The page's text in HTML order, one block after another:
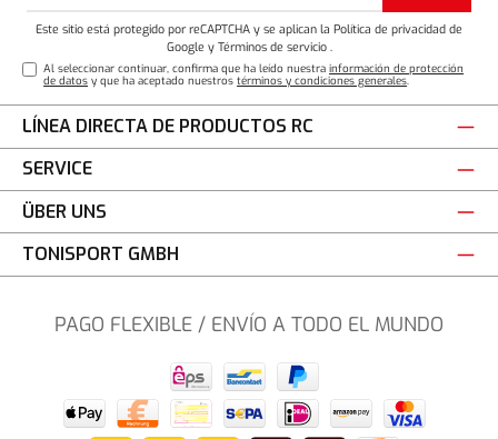
electrónico*
Este sitio está protegido por reCAPTCHA y se aplican la Política de privacidad de
Google y Términos de servicio.
Al seleccionar continuar, confirma que ha leído nuestrainformación de protección
de datos y que ha aceptado nuestrostérminos y condiciones generales.
LÍNEA DIRECTA DE PRODUCTOS RC
SERVICE
ÜBER UNS
TONISPORT GMBH
PAGO FLEXIBLE / ENVÍO A TODO EL MUNDO